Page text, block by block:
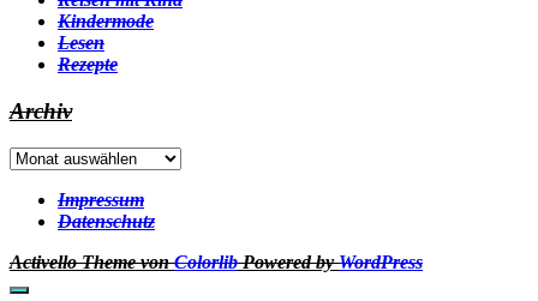
Kindermode
Lesen
Rezepte
Archiv
Archiv
Impressum
Datenschutz
Activello Theme vonColorlibPowered byWordPress